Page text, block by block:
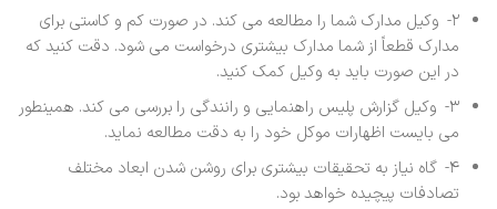
۲- وکیل مدارک شما را مطالعه می کند. در صورت کم و کاستی برای
مدارک قطعاً از شما مدارک بیشتری درخواست می شود. دقت کنید که
در این صورت باید به وکیل کمک کنید.
۳- وکیل گزارش پلیس راهنمایی و رانندگی را بررسی می کند. همینطور
می بایست اظهارات موکل خود را به دقت مطالعه نماید.
۴- گاه نیاز به تحقیقات بیشتری برای روشن شدن ابعاد مختلف
تصادفات پیچیده خواهد بود.